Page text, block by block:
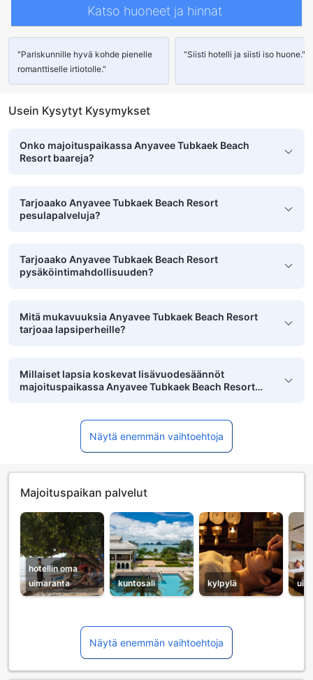
Katso huoneet ja hinnat
"Pariskunnille hyvä kohde pienelle
romanttiselle irtiotolle."
"Siisti hotelli ja siisti iso huone."
Usein Kysytyt Kysymykset
Onko majoituspaikassa Anyavee Tubkaek Beach
Resort baareja?
Tarjoaako Anyavee Tubkaek Beach Resort
pesulapalveluja?
Tarjoaako Anyavee Tubkaek Beach Resort
pysäköintimahdollisuuden?
Mitä mukavuuksia Anyavee Tubkaek Beach Resort
tarjoaa lapsiperheille?
Millaiset lapsia koskevat lisävuodesäännöt
majoituspaikassa Anyavee Tubkaek Beach Resort
Näytä enemmän vaihtoehtoja
Majoituspaikan palvelut
hotellin oma
uimaranta
kuntosali kylpylä
Näytä enemmän vaihtoehtoja